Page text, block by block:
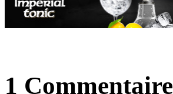
1 Commentaire